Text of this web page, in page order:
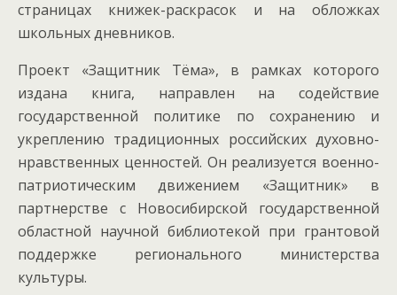
страницах книжек-раскрасок и на обложках
школьных дневников.
Проект «Защитник Тёма», в рамках которого
издана книга, направлен на содействие
государственной политике по сохранению и
укреплению традиционных российских духовно-
нравственных ценностей. Он реализуется военно-
патриотическим движением «Защитник» в
партнерстве с Новосибирской государственной
областной научной библиотекой при грантовой
поддержке регионального министерства
культуры.